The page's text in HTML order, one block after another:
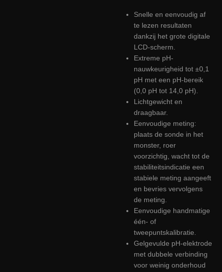
Snelle en eenvoudig af
te lezen resultaten
dankzij het grote digitale
LCD-scherm.
Extreme pH-
nauwkeurigheid tot ±0,1
pH met een pH-bereik
(0,0 pH tot 14,0 pH).
Lichtgewicht en
draagbaar.
Eenvoudige meting:
plaats de sonde in het
monster, roer
voorzichtig, wacht tot de
stabiliteitsindicatie een
stabiele meting aangeeft
en bevries vervolgens
de meting.
Eenvoudige handmatige
één- of
tweepuntskalibratie.
Gelgevulde pH-elektrode
met dubbele verbinding
voor weinig onderhoud